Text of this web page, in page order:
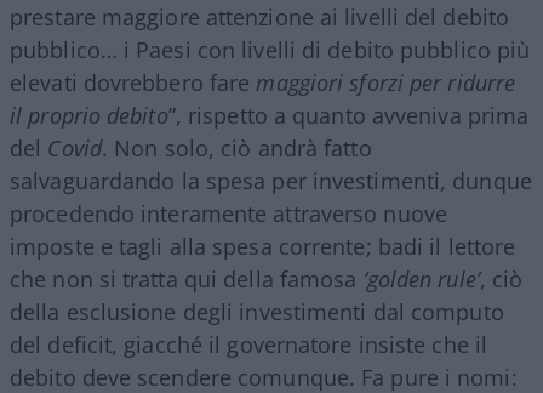
prestare maggiore attenzione ai livelli del debito
pubblico… i Paesi con livelli di debito pubblico più
elevati dovrebbero fare maggiori sforzi per ridurre
il proprio debito”, rispetto a quanto avveniva prima
del Covid. Non solo, ciò andrà fatto
salvaguardando la spesa per investimenti, dunque
procedendo interamente attraverso nuove
imposte e tagli alla spesa corrente; badi il lettore
che non si tratta qui della famosa ‘golden rule’, ciò
della esclusione degli investimenti dal computo
del deficit, giacché il governatore insiste che il
debito deve scendere comunque. Fa pure i nomi: